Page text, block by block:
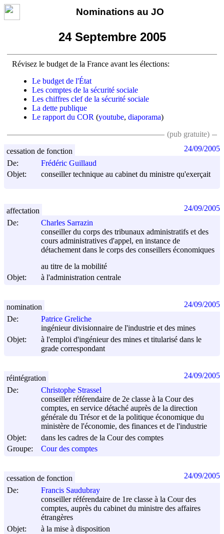
Nominations au JO
24 Septembre 2005
Révisez le budget de la France avant les élections:
Le budget de l'État
Les comptes de la sécurité sociale
Les chiffres clef de la sécurité sociale
La dette publique
Le rapport du COR (youtube, diaporama)
(pub gratuite)
De:
Frédéric Guillaud
Objet:
conseiller technique au cabinet du ministre qu'exerçait
cessation de fonction 24/09/2005
De:
Charles Sarrazin
conseiller du corps des tribunaux administratifs et des
cours administratives d'appel, en instance de
détachement dans le corps des conseillers économiques
au titre de la mobilité
Objet:
à l'administration centrale
affectation 24/09/2005
De:
Patrice Greliche
ingénieur divisionnaire de l'industrie et des mines
Objet:
à l'emploi d'ingénieur des mines et titularisé dans le
grade correspondant
nomination 24/09/2005
De:
Christophe Strassel
conseiller référendaire de 2e classe à la Cour des
comptes, en service détaché auprès de la direction
générale du Trésor et de la politique économique du
ministère de l'économie, des finances et de l'industrie
Objet:
dans les cadres de la Cour des comptes
Groupe:
Cour des comptes
réintégration 24/09/2005
De:
Francis Saudubray
conseiller référendaire de 1re classe à la Cour des
comptes, auprès du cabinet du ministre des affaires
étrangères
Objet:
à la mise à disposition
cessation de fonction 24/09/2005